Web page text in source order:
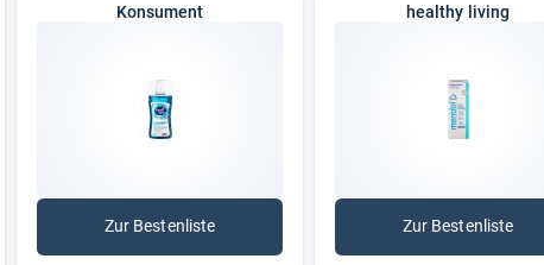
Konsument
Zur Bestenliste
: Konsument
healthy living
Zur Bestenliste
: healthy